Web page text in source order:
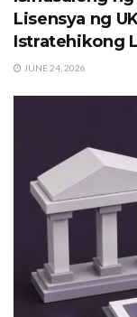
Lisensya ng
Istratehikong
JUNE 24, 2026